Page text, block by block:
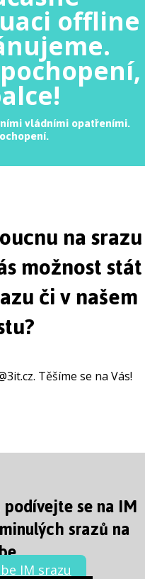
offline
vládními opatřeními.
na srazu
možnost stát
či v našem
Těšíme se na Vás!
se na IM
srazů na
IM srazu